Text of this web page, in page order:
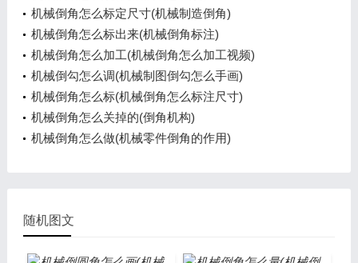
机械倒角怎么标定尺寸(机械制造倒角)
机械倒角怎么标出来(机械倒角标注)
机械倒角怎么加工(机械倒角怎么加工视频)
机械倒勾怎么调(机械制图倒勾怎么手画)
机械倒角怎么标(机械倒角怎么标注尺寸)
机械倒角怎么关掉的(倒角机构)
机械倒角怎么做(机械零件倒角的作用)
随机图文